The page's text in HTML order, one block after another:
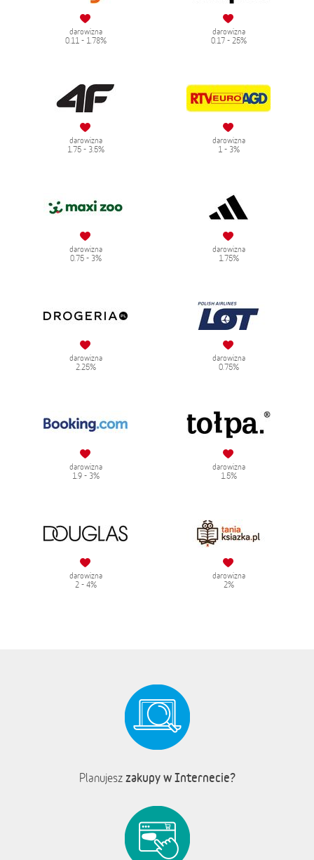
darowizna
0.11 - 1.78%
darowizna
0.17 - 25%
darowizna
1.75 - 3.5%
darowizna
1 - 3%
darowizna
0.75 - 3%
darowizna
1.75%
darowizna
2.25%
darowizna
0.75%
darowizna
1.9 - 3%
darowizna
1.5%
darowizna
2 - 4%
darowizna
2%
Planujesz zakupy w Internecie?